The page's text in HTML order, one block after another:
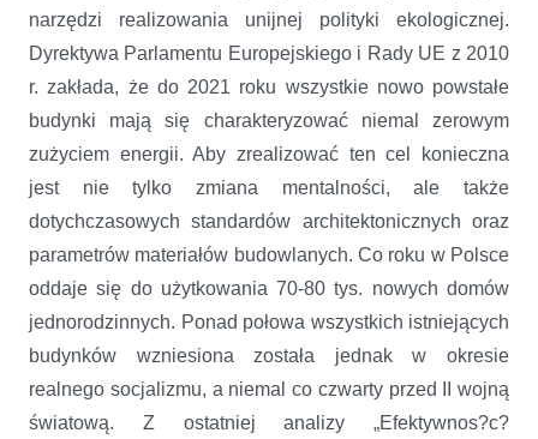
narzędzi realizowania unijnej polityki ekologicznej.
Dyrektywa Parlamentu Europejskiego i Rady UE z 2010
r. zakłada, że do 2021 roku wszystkie nowo powstałe
budynki mają się charakteryzować niemal zerowym
zużyciem energii. Aby zrealizować ten cel konieczna
jest nie tylko zmiana mentalności, ale także
dotychczasowych standardów architektonicznych oraz
parametrów materiałów budowlanych. Co roku w Polsce
oddaje się do użytkowania 70-80 tys. nowych domów
jednorodzinnych. Ponad połowa wszystkich istniejących
budynków wzniesiona została jednak w okresie
realnego socjalizmu, a niemal co czwarty przed II wojną
światową. Z ostatniej analizy „Efektywnos?c?